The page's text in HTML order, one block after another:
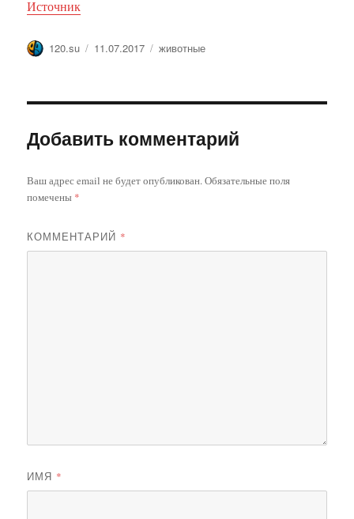
Источник
Автор
120.su Опубликовано
11.07.2017 Метки
животные
Добавить комментарий
Ваш адрес email не будет опубликован.Обязательные поля
помечены *
КОММЕНТАРИЙ *
ИМЯ *